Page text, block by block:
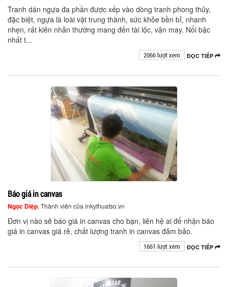
Tranh dán ngựa đa phần được xếp vào dòng tranh phong thủy,
đặc biệt, ngựa là loài vật trung thành, sức khỏe bền bỉ, nhanh
nhẹn, rất kiên nhẫn thường mang đến tài lộc, vận may. Nổi bậc
nhất t...
ĐỌC TIẾP
2066 lượt xem
Báo giá in canvas
Ngọc Diệp, Thành viên của inkythuatso.vn
Đơn vị nào sẽ báo giá in canvas cho bạn, liên hệ ai để nhận báo
giá in canvas giá rẻ, chất lượng tranh in canvas đảm bảo.
ĐỌC TIẾP
1661 lượt xem